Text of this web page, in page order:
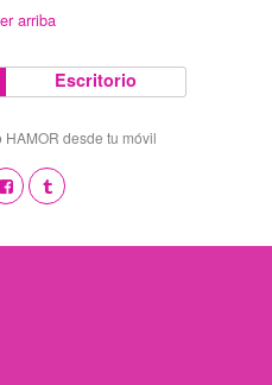
arriba
Escritorio
desde tu móvil